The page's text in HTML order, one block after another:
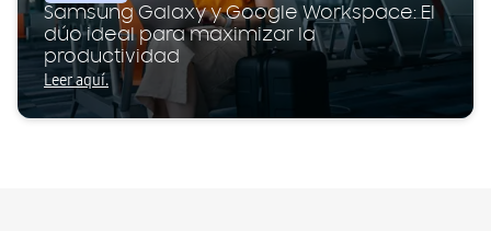
Samsung Galaxy y Google Workspace: El
dúo ideal para maximizar la
productividad
Leer aquí.